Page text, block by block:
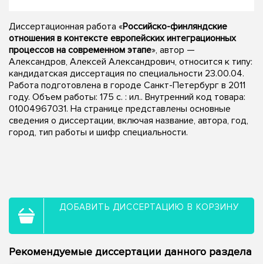
Диссертационная работа «Российско-финляндские
отношения в контексте европейских интеграционных
процессов на современном этапе», автор —
Александров, Алексей Александрович, относится к типу:
кандидатская диссертация по специальности 23.00.04.
Работа подготовлена в городе Санкт-Петербург в 2011
году. Объем работы: 175 с. : ил.. Внутренний код товара:
01004967031. На странице представлены основные
сведения о диссертации, включая название, автора, год,
город, тип работы и шифр специальности.
ДОБАВИТЬ ДИССЕРТАЦИЮ В КОРЗИНУ
Рекомендуемые диссертации данного раздела